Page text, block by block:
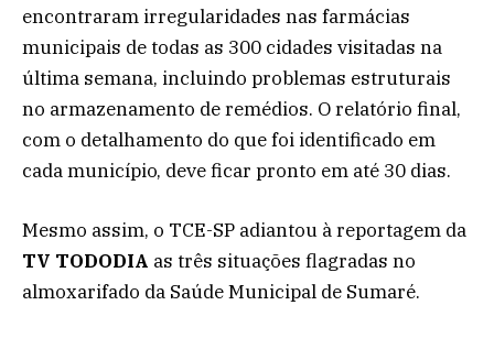
encontraram irregularidades nas farmácias
municipais de todas as 300 cidades visitadas na
última semana, incluindo problemas estruturais
no armazenamento de remédios. O relatório final,
com o detalhamento do que foi identificado em
cada município, deve ficar pronto em até 30 dias.
Mesmo assim, o TCE-SP adiantou à reportagem da
TV TODODIA as três situações flagradas no
almoxarifado da Saúde Municipal de Sumaré.